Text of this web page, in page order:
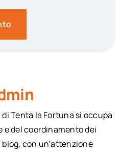
Tenta la Fortuna si occupa
e del coordinamento dei
con un’attenzione